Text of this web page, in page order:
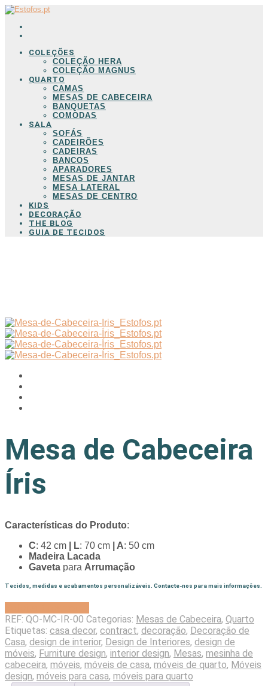
COLEÇÕES
COLEÇÃO HERA
COLEÇÃO MAGNUS
QUARTO
CAMAS
MESAS DE CABECEIRA
BANQUETAS
COMODAS
SALA
SOFÁS
CADEIRÕES
CADEIRAS
BANCOS
APARADORES
MESAS DE JANTAR
MESA LATERAL
MESAS DE CENTRO
KIDS
DECORAÇÃO
THE BLOG
GUIA DE TECIDOS
Mesa de Cabeceira
Íris
Características do Produto:
C: 42 cm | L: 70 cm | A: 50 cm
Madeira Lacada
Gaveta para Arrumação
Tecidos, medidas e acabamentos personalizáveis. Contacte-nos para mais informações.
REF: QO-MC-IR-00 Categorias: Mesas de Cabeceira, Quarto
Etiquetas: casa decor, contract, decoração, Decoração de
Casa, design de interior, Design de Interiores, design de
móveis, Furniture design, interior design, Mesas, mesinha de
cabeceira, móveis, móveis de casa, móveis de quarto, Móveis
design, móveis para casa, móveis para quarto